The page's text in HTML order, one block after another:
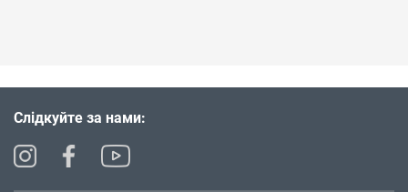
Слідкуйте за нами: